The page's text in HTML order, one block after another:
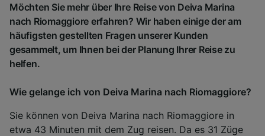
Möchten Sie mehr über Ihre Reise von Deiva Marina
nach Riomaggiore erfahren? Wir haben einige der am
häufigsten gestellten Fragen unserer Kunden
gesammelt, um Ihnen bei der Planung Ihrer Reise zu
helfen.
Wie gelange ich von Deiva Marina nach Riomaggiore?
Sie können von Deiva Marina nach Riomaggiore in
etwa 43 Minuten mit dem Zug reisen. Da es 31 Züge